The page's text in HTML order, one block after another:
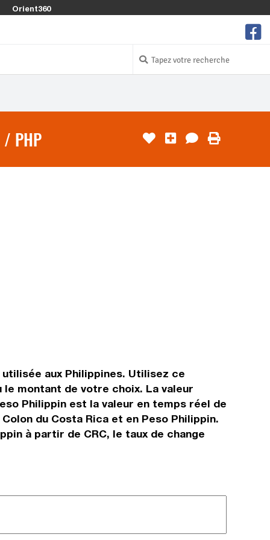
Orient360
/ PHP
aux Philippines. Utilisez ce
le montant de votre choix. La valeur
Philippin est la valeur en temps réel de
du Costa Rica et en Peso Philippin.
à partir de CRC, le taux de change